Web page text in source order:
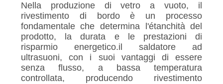
POLITICA
SULLA
PRIVACY
Nella produzione di vetro a vuoto, il
rivestimento di bordo è un processo
fondamentale che determina l'étanchità del
prodotto, la durata e le prestazioni di
risparmio energetico.il saldatore ad
ultrasuoni, con i suoi vantaggi di essere
senza flusso, a bassa temperatura
controllata, producendo rivestimento